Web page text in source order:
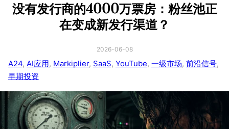
没有发行商的4000万票房：粉丝池正
在变成新发行渠道？
2026-06-08
A24, AI应用, Markiplier, SaaS, YouTube, 一级市场, 前沿信号
早期投资